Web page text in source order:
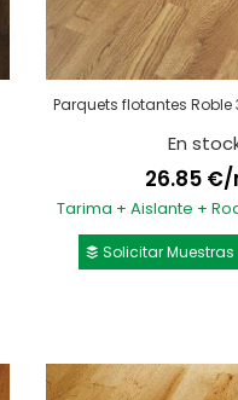
Parquets flotantes
En
26.85 €/
Tarima + Aislante +
Solicitar Muestras